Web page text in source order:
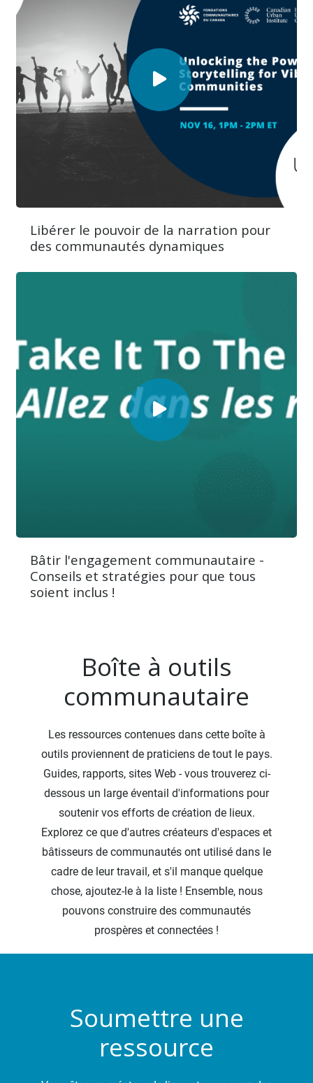
Libérer le pouvoir de la narration pour
des communautés dynamiques
Bâtir l'engagement communautaire -
Conseils et stratégies pour que tous
soient inclus !
Boîte à outils
communautaire
Les ressources contenues dans cette boîte à
outils proviennent de praticiens de tout le pays.
Guides, rapports, sites Web - vous trouverez ci-
dessous un large éventail d'informations pour
soutenir vos efforts de création de lieux.
Explorez ce que d'autres créateurs d'espaces et
bâtisseurs de communautés ont utilisé dans le
cadre de leur travail, et s'il manque quelque
chose, ajoutez-le à la liste ! Ensemble, nous
pouvons construire des communautés
prospères et connectées !
Soumettre une
ressource